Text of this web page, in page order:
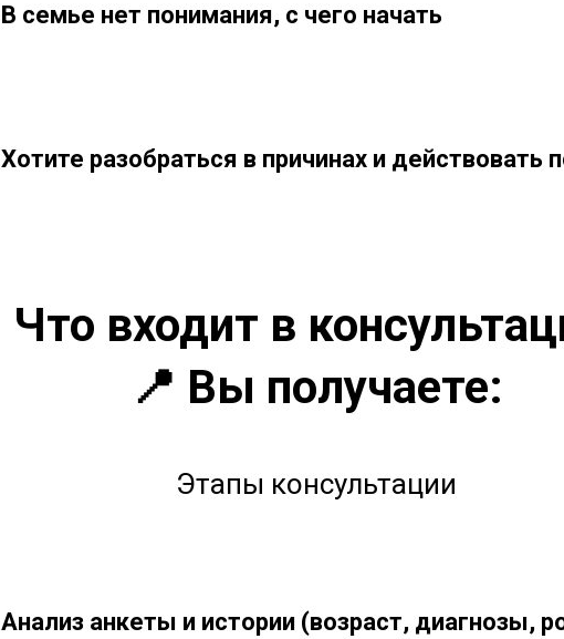
В семье нет понимания, с чего начать
Хотите разобраться в причинах и действовать
Что входит в
📍 Вы получаете:
Этапы консультации
Анализ анкеты и истории (возраст, диагнозы,